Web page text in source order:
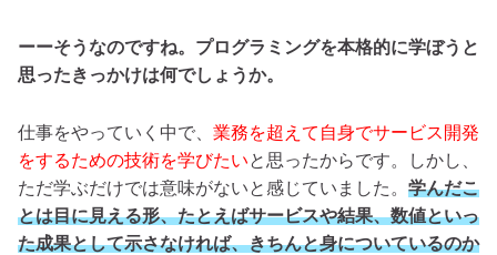
ーーそうなのですね。プログラミングを本格的に学ぼうと
思ったきっかけは何でしょうか。
仕事をやっていく中で、 業務を超えて自身でサービス開発
をするための技術を学びたいと思ったからです。しかし、
ただ学ぶだけでは意味がないと感じていました。 学んだこ
とは目に見える形、たとえばサービスや結果、数値といっ
た成果として示さなければ、きちんと身についているのか